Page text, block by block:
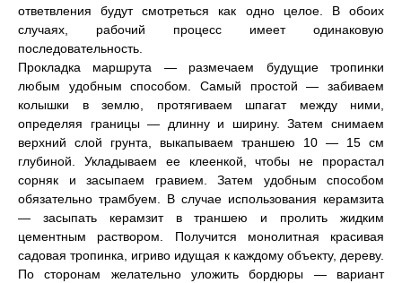
ответвления будут смотреться как одно целое. В обоих
случаях, рабочий процесс имеет одинаковую
последовательность.
Прокладка маршрута — размечаем будущие тропинки
любым удобным способом. Самый простой — забиваем
колышки в землю, протягиваем шпагат между ними,
определяя границы — длинну и ширину. Затем снимаем
верхний слой грунта, выкапываем траншею 10 — 15 см
глубиной. Укладываем ее клеенкой, чтобы не прорастал
сорняк и засыпаем гравием. Затем удобным способом
обязательно трамбуем. В случае использования керамзита
— засыпать керамзит в траншею и пролить жидким
цементным раствором. Получится монолитная красивая
садовая тропинка, игриво идущая к каждому объекту, дереву.
По сторонам желательно уложить бордюры — вариант